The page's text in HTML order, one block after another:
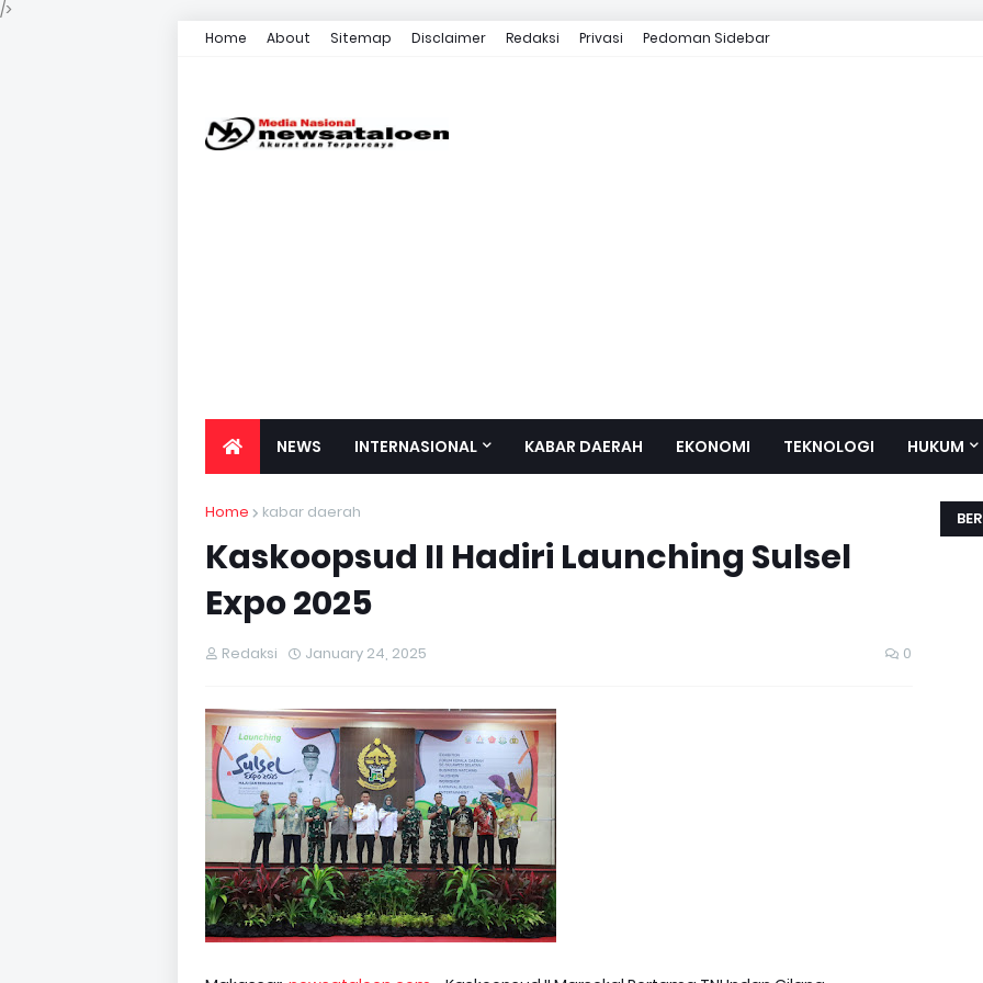
/>
Home About Sitemap Disclaimer Redaksi Privasi Pedoman Sidebar
NEWS INTERNASIONAL KABAR DAERAH EKONOMI TEKNOLOGI HUKUM
Home kabar daerah
Kaskoopsud II Hadiri Launching Sulsel
Expo 2025
Redaksi January 24, 2025 0